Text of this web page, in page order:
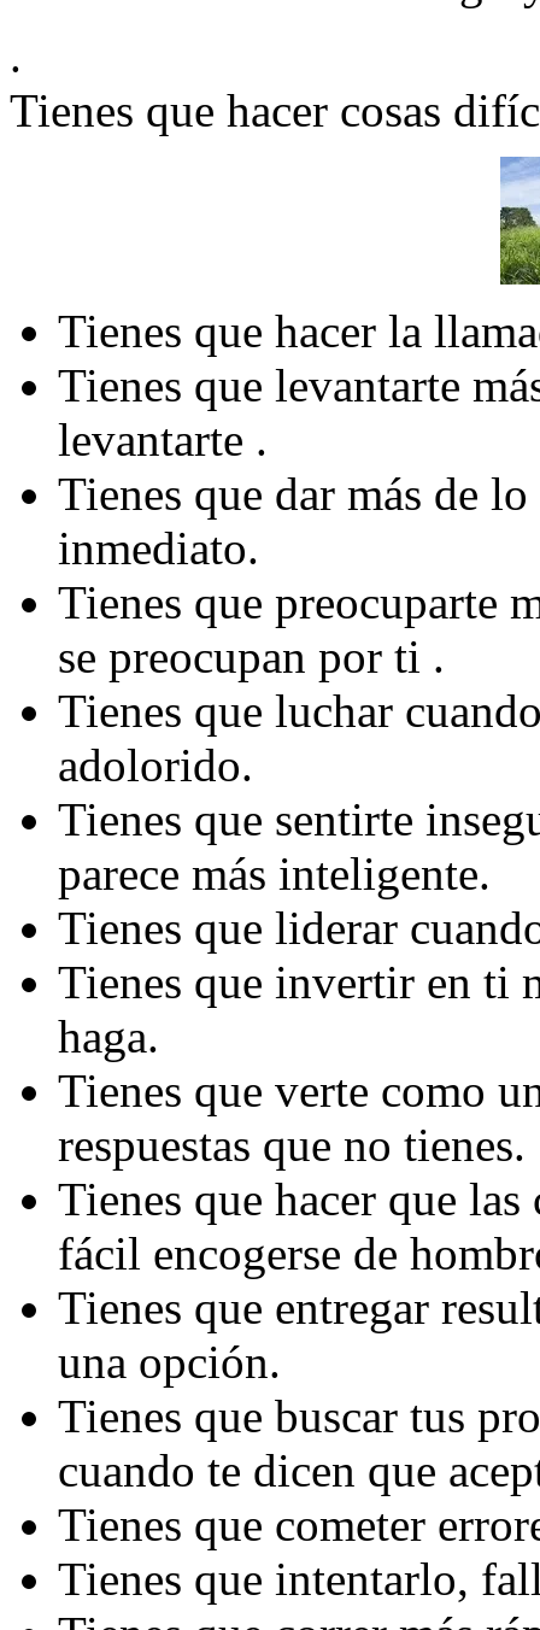
.
Tienes que hacer cosas
Tienes que hacer la
Tienes que levantarte
levantarte .
Tienes que dar más de
inmediato.
Tienes que preocuparte
se preocupan por ti .
Tienes que luchar
adolorido.
Tienes que sentirte
parece más inteligente.
Tienes que liderar
Tienes que invertir en ti
haga.
Tienes que verte como
respuestas que no tienes.
Tienes que hacer que
fácil encogerse de
Tienes que entregar
una opción.
Tienes que buscar tus
cuando te dicen que
Tienes que cometer
Tienes que intentarlo,